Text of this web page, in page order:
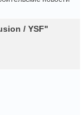
/ YSF"